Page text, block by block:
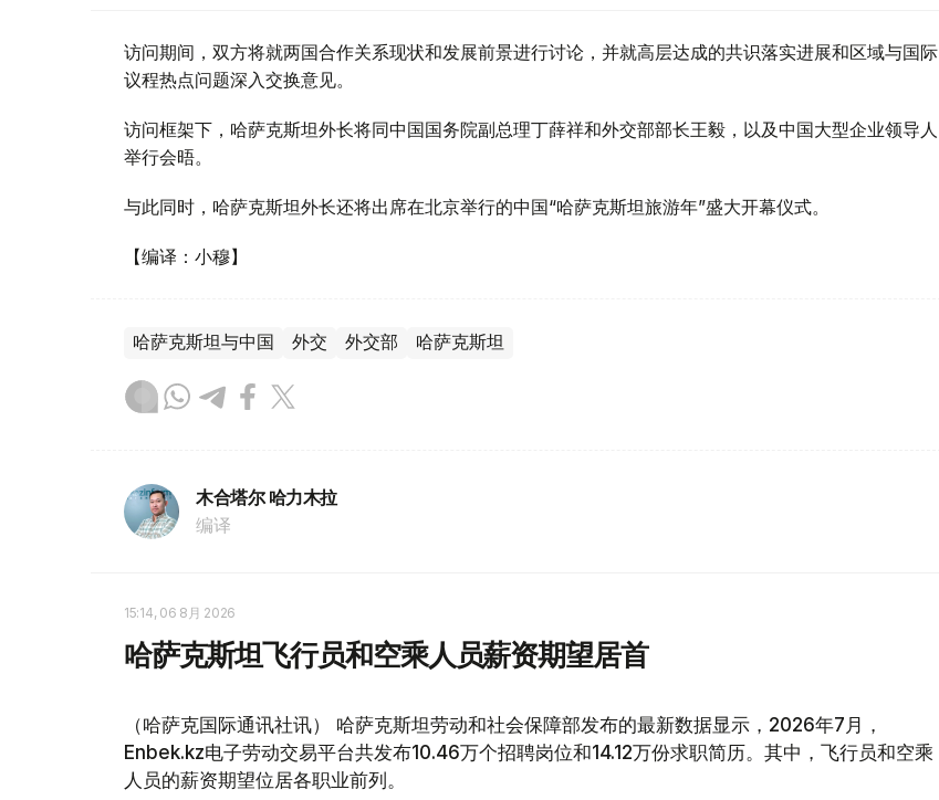
访问期间，双方将就两国合作关系现状和发展前景进行讨论，并就高层达成的共识落实进展和区域与国际
议程热点问题深入交换意见。
访问框架下，哈萨克斯坦外长将同中国国务院副总理丁薛祥和外交部部长王毅，以及中国大型企业领导人
举行会晤。
与此同时，哈萨克斯坦外长还将出席在北京举行的中国“哈萨克斯坦旅游年”盛大开幕仪式。
【编译：小穆】
哈萨克斯坦与中国 外交 外交部 哈萨克斯坦
木合塔尔 哈力木拉
编译
15:14, 06 8月 2026
哈萨克斯坦飞行员和空乘人员薪资期望居首
（哈萨克国际通讯社讯） 哈萨克斯坦劳动和社会保障部发布的最新数据显示，2026年7月，
Enbek.kz电子劳动交易平台共发布10.46万个招聘岗位和14.12万份求职简历。其中，飞行员和空乘
人员的薪资期望位居各职业前列。